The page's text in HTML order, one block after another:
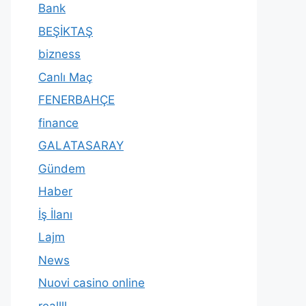
Bank
BEŞİKTAŞ
bizness
Canlı Maç
FENERBAHÇE
finance
GALATASARAY
Gündem
Haber
İş İlanı
Lajm
News
Nuovi casino online